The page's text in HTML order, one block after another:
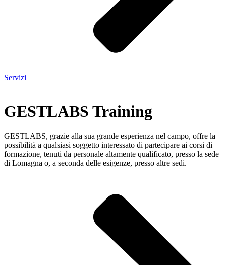
Servizi
GESTLABS Training
GESTLABS, grazie alla sua grande esperienza nel campo, offre la
possibilità a qualsiasi soggetto interessato di partecipare ai corsi di
formazione, tenuti da personale altamente qualificato, presso la sede
di Lomagna o, a seconda delle esigenze, presso altre sedi.